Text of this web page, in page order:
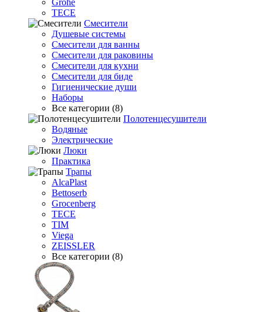
Grohe
TECE
Смесители
Душевые системы
Смесители для ванны
Смесители для раковины
Смесители для кухни
Смесители для биде
Гигиенические души
Наборы
Все категории (8)
Полотенцесушители
Водяные
Электрические
Люки
Практика
Трапы
AlcaPlast
Bettoserb
Grocenberg
TECE
TIM
Viega
ZEISSLER
Все категории (8)